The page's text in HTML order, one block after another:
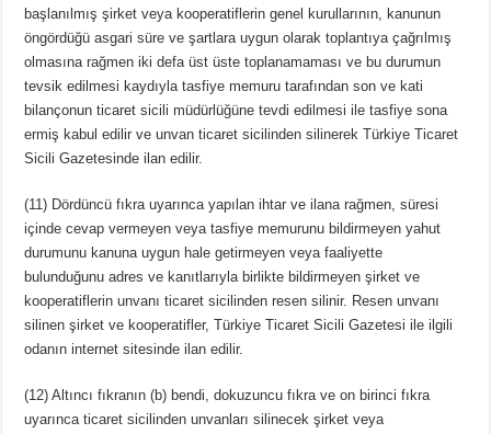
başlanılmış şirket veya kooperatiflerin genel kurullarının, kanunun
öngördüğü asgari süre ve şartlara uygun olarak toplantıya çağrılmış
olmasına rağmen iki defa üst üste toplanamaması ve bu durumun
tevsik edilmesi kaydıyla tasfiye memuru tarafından son ve kati
bilançonun ticaret sicili müdürlüğüne tevdi edilmesi ile tasfiye sona
ermiş kabul edilir ve unvan ticaret sicilinden silinerek Türkiye Ticaret
Sicili Gazetesinde ilan edilir.
(11) Dördüncü fıkra uyarınca yapılan ihtar ve ilana rağmen, süresi
içinde cevap vermeyen veya tasfiye memurunu bildirmeyen yahut
durumunu kanuna uygun hale getirmeyen veya faaliyette
bulunduğunu adres ve kanıtlarıyla birlikte bildirmeyen şirket ve
kooperatiflerin unvanı ticaret sicilinden resen silinir. Resen unvanı
silinen şirket ve kooperatifler, Türkiye Ticaret Sicili Gazetesi ile ilgili
odanın internet sitesinde ilan edilir.
(12) Altıncı fıkranın (b) bendi, dokuzuncu fıkra ve on birinci fıkra
uyarınca ticaret sicilinden unvanları silinecek şirket veya